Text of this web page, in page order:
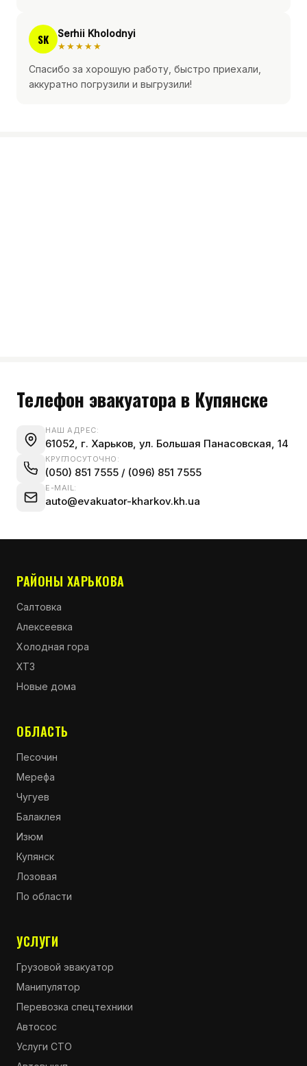
SK Serhii Kholodnyi
★★★★★
Спасибо за хорошую работу, быстро приехали,
аккуратно погрузили и выгрузили!
Телефон эвакуатора в Купянске
НАШ АДРЕС:
61052, г. Харьков, ул. Большая Панасовская, 14
КРУГЛОСУТОЧНО:
(050) 851 7555 / (096) 851 7555
E-MAIL:
auto@evakuator-kharkov.kh.ua
РАЙОНЫ ХАРЬКОВА
Салтовка
Алексеевка
Холодная гора
ХТЗ
Новые дома
ОБЛАСТЬ
Песочин
Мерефа
Чугуев
Балаклея
Изюм
Купянск
Лозовая
По области
УСЛУГИ
Грузовой эвакуатор
Манипулятор
Перевозка спецтехники
Автосос
Услуги СТО